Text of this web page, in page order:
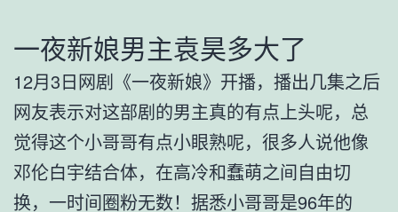
一夜新娘男主袁昊多大了
12月3日网剧《一夜新娘》开播，播出几集之后
网友表示对这部剧的男主真的有点上头呢，总
觉得这个小哥哥有点小眼熟呢，很多人说他像
邓伦白宇结合体，在高冷和蠢萌之间自由切
换，一时间圈粉无数！据悉小哥哥是96年的